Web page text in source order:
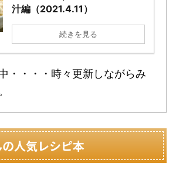
汁編（2021.4.11）
続きを見る
・・・・時々更新しながらみ
人気レシピ本